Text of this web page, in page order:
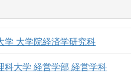
学 大学院経済学研究科
科大学 経営学部 経営学科